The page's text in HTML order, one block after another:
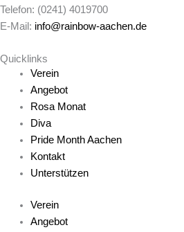
Telefon: (0241) 4019700
E-Mail: info@rainbow-aachen.de
Quicklinks
Verein
Angebot
Rosa Monat
Diva
Pride Month Aachen
Kontakt
Unterstützen
Verein
Angebot